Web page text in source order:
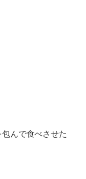
んで食べさせた